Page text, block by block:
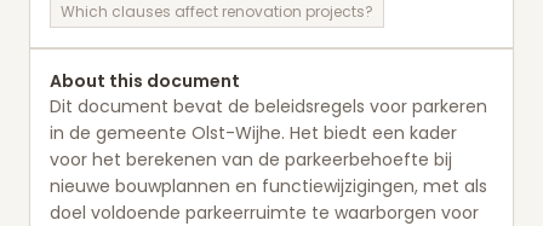
Which clauses affect renovation projects?
About this document
Dit document bevat de beleidsregels voor parkeren
in de gemeente Olst-Wijhe. Het biedt een kader
voor het berekenen van de parkeerbehoefte bij
nieuwe bouwplannen en functiewijzigingen, met als
doel voldoende parkeerruimte te waarborgen voor